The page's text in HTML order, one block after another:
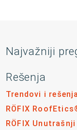
Najvažniji
Rešenja
Trendovi i rešenja
RÖFIX
RÖFIX